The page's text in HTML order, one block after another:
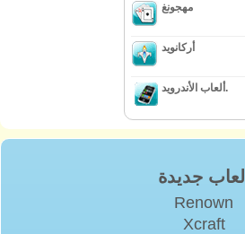
مهجونغ
أركانويد
ألعاب الأندرويد.
ألعاب جديدة
Renown
Xcraft